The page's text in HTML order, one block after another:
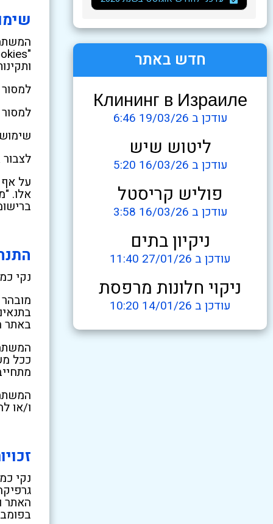
על אף
אלו.
נקי
באתר
ככל
ו/או
האתר
חדש באתר
Клининг в Израиле
עודכן ב 19/03/26 6:46
ליטוש שיש
עודכן ב 16/03/26 5:20
פוליש קריסטל
עודכן ב 16/03/26 3:58
ניקיון בתים
עודכן ב 27/01/26 11:40
ניקוי חלונות מרפסת
עודכן ב 14/01/26 10:20